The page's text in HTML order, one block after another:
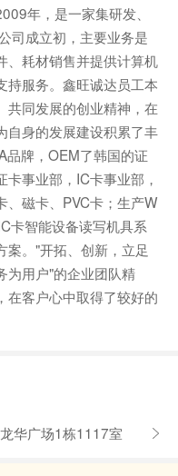
年，是一家集研发、
司成立初，主要业务是
、耗材销售并提供计算机
持服务。鑫旺诚达员工本
共同发展的创业精神，在
自身的发展建设积累了丰
品牌，OEM了韩国的证
事业部，IC卡事业部，
、磁卡、PVC卡；生产W
卡智能设备读写机具系
案。"开拓、创新，立足
为用户"的企业团队精
在客户心中取得了较好的
华广场1栋1117室